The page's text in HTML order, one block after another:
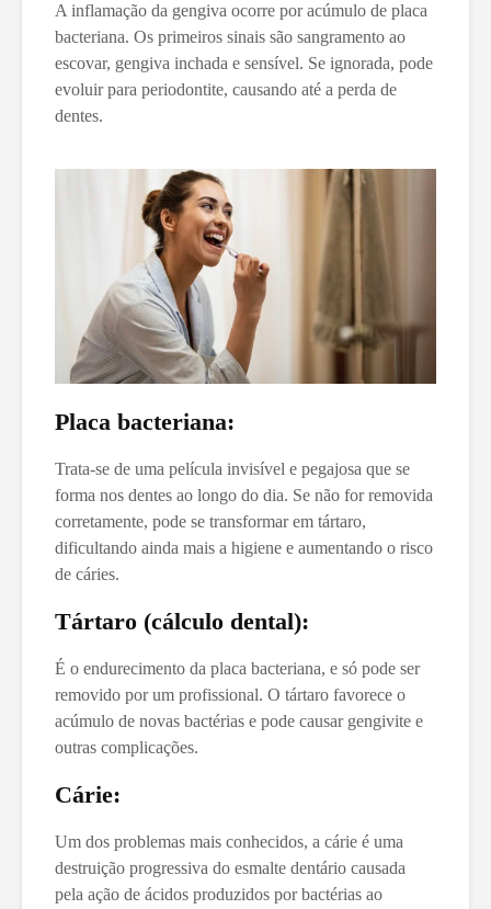
A inflamação da gengiva ocorre por acúmulo de placa
bacteriana. Os primeiros sinais são sangramento ao
escovar, gengiva inchada e sensível. Se ignorada, pode
evoluir para periodontite, causando até a perda de
dentes.
Placa bacteriana:
Trata-se de uma película invisível e pegajosa que se
forma nos dentes ao longo do dia. Se não for removida
corretamente, pode se transformar em tártaro,
dificultando ainda mais a higiene e aumentando o risco
de cáries.
Tártaro (cálculo dental):
É o endurecimento da placa bacteriana, e só pode ser
removido por um profissional. O tártaro favorece o
acúmulo de novas bactérias e pode causar gengivite e
outras complicações.
Cárie:
Um dos problemas mais conhecidos, a cárie é uma
destruição progressiva do esmalte dentário causada
pela ação de ácidos produzidos por bactérias ao